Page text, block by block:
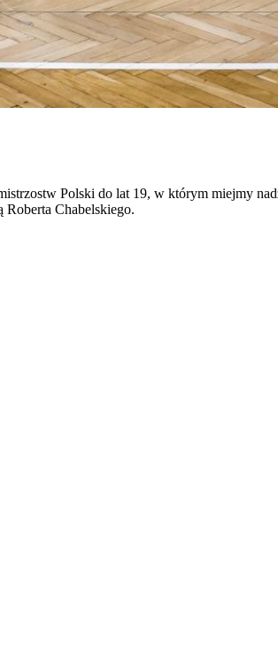
Polski do lat 19, w którym miejmy
Chabelskiego.